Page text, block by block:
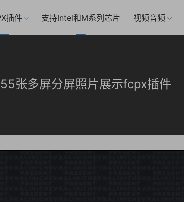
插件 支持Intel和M系列芯片 视频音频
张多屏分屏照片展示fcpx插件